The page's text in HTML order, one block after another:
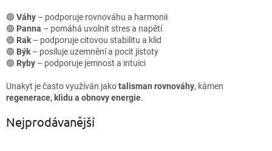
🟢 Váhy – podporuje rovnováhu a harmonii
🟢 Panna – pomáhá uvolnit stres a napětí
🟢 Rak– podporuje citovou stabilitu a klid
🟢 Býk– posiluje uzemnění a pocit jistoty
🟢 Ryby – podporuje jemnost a intuici
Unakyt je často využíván jakotalisman rovnováhy, kámen
regenerace, klidu a obnovy energie.
Nejprodávanější